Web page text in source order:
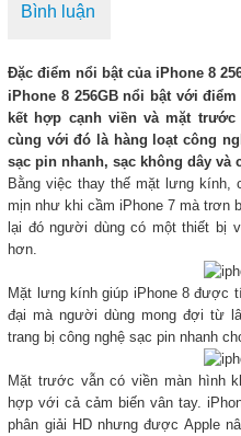
Bình luận
Đặc điểm nổi bật của iPhone 8
iPhone 8 256GB nổi bật với
kết hợp cạnh viền và mặt
cùng với đó là hàng loạt công
sạc pin nhanh, sạc không dây và
Bằng việc thay thế mặt lưng kính,
mịn như khi cầm iPhone 7 mà trơn
lại đó người dùng có một thiết bị
hơn.
Mặt lưng kính giúp iPhone 8 được
đại mà người dùng mong đợi từ
trang bị công nghệ sạc pin nhanh
Mặt trước vẫn có viền màn hình
hợp với cả cảm biến vân tay.
phân giải HD nhưng được Apple